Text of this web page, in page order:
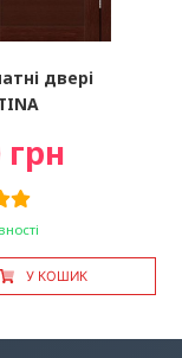
двері
грн
У КОШИК